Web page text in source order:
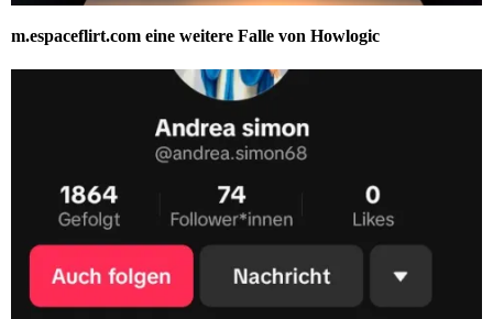
m.espaceflirt.com eine weitere Falle von Howlogic